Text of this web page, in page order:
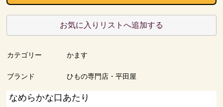
お気に入りリストへ追加する
カテゴリー かます
ブランド ひもの専門店・平田屋
なめらかな口あたり